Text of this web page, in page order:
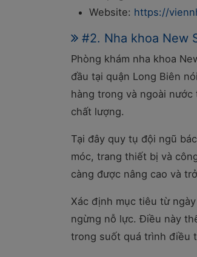
Website: https://
#2. Nha khoa New
Phòng khám nha khoa
đầu tại quận Long Biên
hàng trong và ngoài
chất lượng.
Tại đây quy tụ đội ngũ
móc, trang thiết bị và
càng được nâng cao và
Xác định mục tiêu từ
ngừng nỗ lực. Điều này
trong suốt quá trình điều